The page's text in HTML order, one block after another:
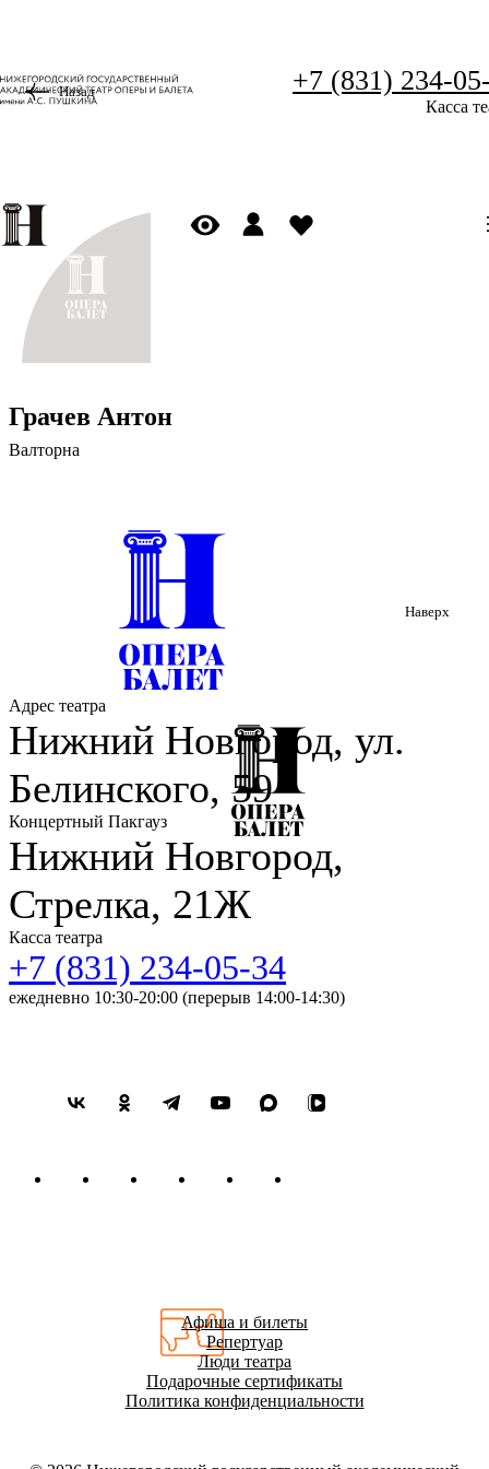
+7 (831) 234-
Касса
Назад
Грачев Антон
Валторна
Наверх
Адрес театра
Нижний Новгород, ул.
Белинского, 59
Концертный Пакгауз
Нижний Новгород,
Стрелка, 21Ж
Касса театра
+7 (831) 234-05-34
ежедневно 10:30-20:00 (перерыв 14:00-14:30)
Афиша и билеты
Репертуар
Люди театра
Подарочные сертификаты
Политика конфиденциальности